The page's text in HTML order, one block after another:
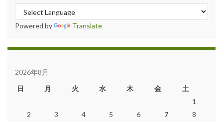
Powered by Translate
2026年8月
日
月 火 水 木 金 土
1
2
3 4 5 6 7
8